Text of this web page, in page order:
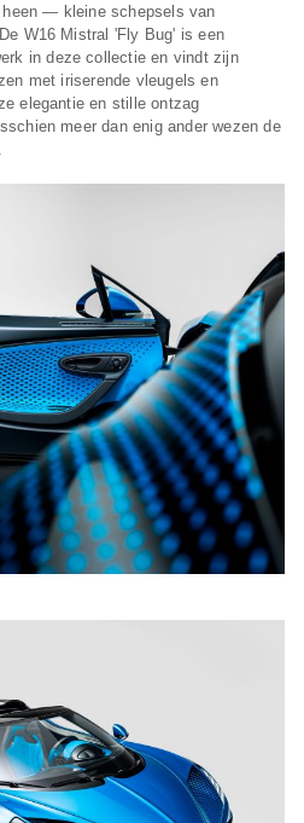
heen — kleine schepsels van
W16 Mistral 'Fly Bug' is een
in deze collectie en vindt zijn
met iriserende vleugels en
elegantie en stille ontzag
meer dan enig ander wezen de